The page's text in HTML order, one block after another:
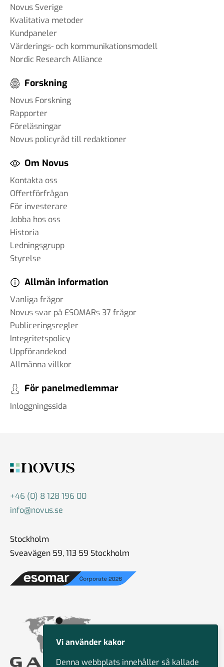
Novus Sverige
Kvalitativa metoder
Kundpaneler
Värderings- och kommunikationsmodell
Nordic Research Alliance
Forskning
Novus Forskning
Rapporter
Föreläsningar
Novus policyråd till redaktioner
Om Novus
Kontakta oss
Offertförfrågan
För investerare
Jobba hos oss
Historia
Ledningsgrupp
Styrelse
Allmän information
Vanliga frågor
Novus svar på ESOMARs 37 frågor
Publiceringsregler
Integritetspolicy
Uppförandekod
Allmänna villkor
För panelmedlemmar
Inloggningssida
+46 (0) 8 128 196 00
info@novus.se
Stockholm
Sveavägen 59, 113 59 Stockholm
Vi använder kakor
Denna webbplats innehåller så kallade